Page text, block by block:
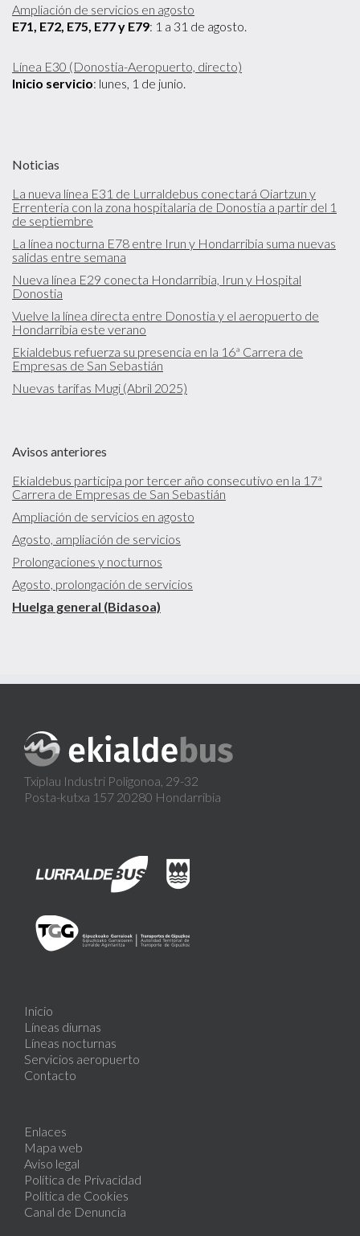
Ampliación de servicios en agosto
E71, E72, E75, E77 y E79: 1 a 31 de agosto.
Línea E30 (Donostia-Aeropuerto, directo)
Inicio servicio: lunes, 1 de junio.
Noticias
La nueva línea E31 de Lurraldebus conectará Oiartzun y
Errenteria con la zona hospitalaria de Donostia a partir del 1
de septiembre
La línea nocturna E78 entre Irun y Hondarribia suma nuevas
salidas entre semana
Nueva línea E29 conecta Hondarribia, Irun y Hospital
Donostia
Vuelve la línea directa entre Donostia y el aeropuerto de
Hondarribia este verano
Ekialdebus refuerza su presencia en la 16ª Carrera de
Empresas de San Sebastián
Nuevas tarifas Mugi (Abril 2025)
Avisos anteriores
Ekialdebus participa por tercer año consecutivo en la 17ª
Carrera de Empresas de San Sebastián
Ampliación de servicios en agosto
Agosto, ampliación de servicios
Prolongaciones y nocturnos
Agosto, prolongación de servicios
Huelga general (Bidasoa)
Txiplau Industri Poligonoa, 29-32
Posta-kutxa 157 20280 Hondarribia
Inicio
Líneas diurnas
Líneas nocturnas
Servicios aeropuerto
Contacto
Enlaces
Mapa web
Aviso legal
Política de Privacidad
Política de Cookies
Canal de Denuncia